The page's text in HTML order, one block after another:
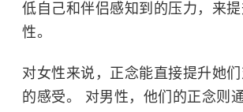
低自己和伴侣感知到的压力，来
性。
对女性来说，正念能直接提升她
的感受。 对男性，他们的正念则